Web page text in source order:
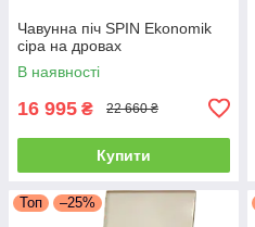
Чавунна піч SPIN Ekonomik
сіра на дровах
В наявності
16 995 ₴ 22 660 ₴
Купити
Топ –25%